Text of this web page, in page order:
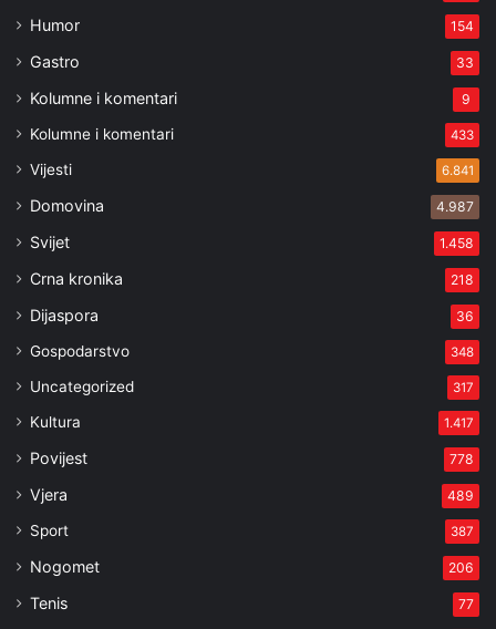
Humor 154
Gastro 33
Kolumne i komentari 9
Kolumne i komentari 433
Vijesti 6.841
Domovina 4.987
Svijet 1.458
Crna kronika 218
Dijaspora 36
Gospodarstvo 348
Uncategorized 317
Kultura 1.417
Povijest 778
Vjera 489
Sport 387
Nogomet 206
Tenis 77